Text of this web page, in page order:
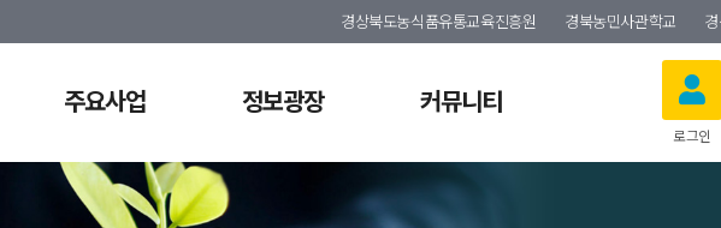
경상북도농식품유통교육진흥원 경북농민사관학교
주요사업 정보광장 커뮤니티
로그인